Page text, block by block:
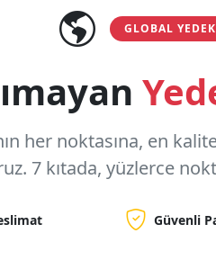
GLOBAL
her noktasına, en
7 kıtada, yüzlerce
Güvenli